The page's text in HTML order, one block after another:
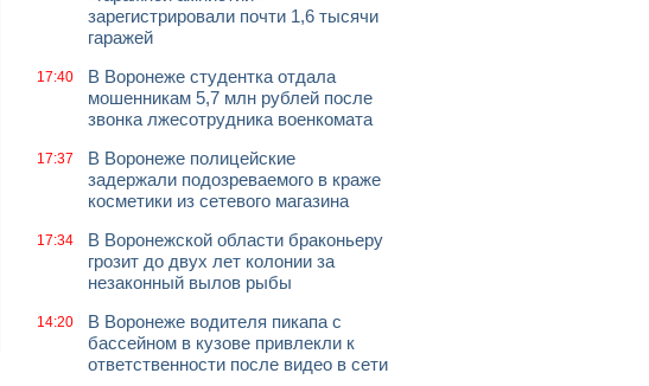
зарегистрировали почти 1,6 тысячи
гаражей
17:40
В Воронеже студентка отдала
мошенникам 5,7 млн рублей после
звонка лжесотрудника военкомата
17:37
В Воронеже полицейские
задержали подозреваемого в краже
косметики из сетевого магазина
17:34
В Воронежской области браконьеру
грозит до двух лет колонии за
незаконный вылов рыбы
14:20
В Воронеже водителя пикапа с
бассейном в кузове привлекли к
ответственности после видео в сети